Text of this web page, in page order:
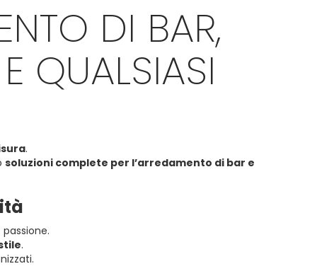
DI BAR,
QUALSIASI
.
soluzioni complete per l’arredamento di bar e
.